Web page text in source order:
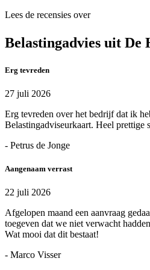
Lees de recensies over
Belastingadvies uit De
Erg tevreden
27 juli 2026
Erg tevreden over het bedrijf dat ik
Belastingadviseurkaart. Heel prettige
- Petrus de Jonge
Aangenaam verrast
22 juli 2026
Afgelopen maand een aanvraag
toegeven dat we niet verwacht
Wat mooi dat dit bestaat!
- Marco Visser